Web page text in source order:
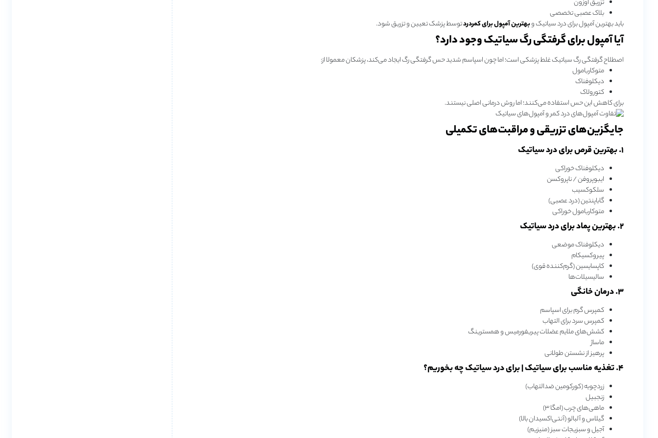
تزریق اوزون
بلاک عصبی تخصصی
باید بهترین آمپول برای درد سیاتیک وبهترین آمپول برای کمردردتوسط پزشک تعیین و تزریق شود.
آیا آمپول برای گرفتگی رگ سیاتیک وجود دارد؟
اصطلاح گرفتگی رگ سیاتیک غلط پزشکی است؛ اما چون اسپاسم شدید حس گرفتگی رگ ایجاد می‌کند، پزشکان معمولا از:
متوکاربامول
دیکلوفناک
کتورولاک
برای کاهش این حس استفاده می‌کنند؛ اما روش درمانی اصلی نیستند.
جایگزین‌های تزریقی و مراقبت‌های تکمیلی
۱. بهترین قرص برای درد سیاتیک
دیکلوفناک خوراکی
ایبوپروفن / ناپروکسن
سلکوکسیب
گاباپنتین (درد عصبی)
متوکاربامول خوراکی
۲. بهترین پماد برای درد سیاتیک
دیکلوفناک موضعی
پیروکسیکام
کاپسایسین (گرم‌کننده قوی)
سالیسیلات‌ها
۳. درمان خانگی
کمپرس گرم برای اسپاسم
کمپرس سرد برای التهاب
کشش‌های ملایم عضلات پیریفورمیس و همسترینگ
ماساژ
پرهیز از نشستن طولانی
۴. تغذیه مناسب برای سیاتیک | برای درد سیاتیک چه بخوریم؟
زردچوبه (کورکومین ضدالتهاب)
زنجبیل
ماهی‌های چرب (امگا ۳)
گیلاس و آلبالو (آنتی‌اکسیدان بالا)
آجیل و سبزیجات سبز (منیزیم)